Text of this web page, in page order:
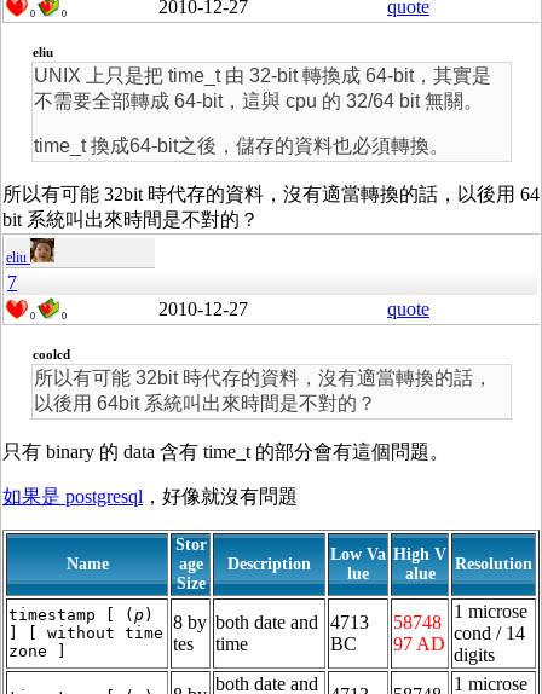
0 0 2010-12-27 quote
eliu
UNIX 上只是把 time_t 由 32-bit 轉換成 64-bit，其實是
不需要全部轉成 64-bit，這與 cpu 的 32/64 bit 無關。
time_t 換成64-bit之後，儲存的資料也必須轉換。
所以有可能 32bit 時代存的資料，沒有適當轉換的話，以後用 64
bit 系統叫出來時間是不對的？
eliu
7
0 0 2010-12-27 quote
coolcd
所以有可能 32bit 時代存的資料，沒有適當轉換的話，
以後用 64bit 系統叫出來時間是不對的？
只有 binary 的 data 含有 time_t 的部分會有這個問題。
如果是 postgresql ，好像就沒有問題
Name
Stor
age
Size
Description
Low Va
lue
High V
alue
Resolution
timestamp [ ( p)
] [ without time
zone ]
8 by
tes
both date and
time
4713
BC
58748
97 AD
1 microse
cond / 14
digits
both date and 1 microse